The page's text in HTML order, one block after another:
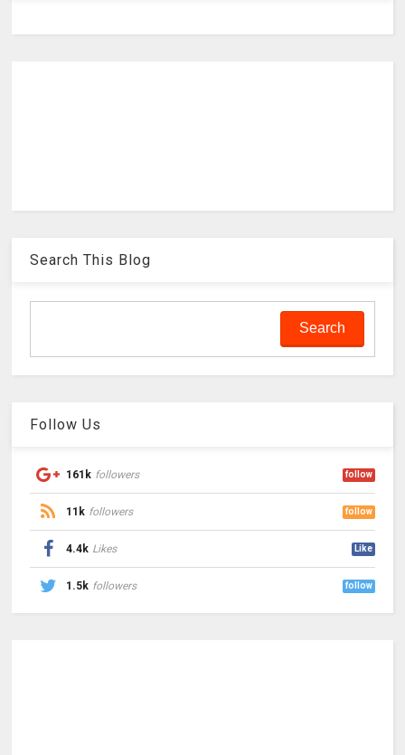
Search This Blog
Follow Us
161k followers follow
11k followers follow
4.4k Likes Like
1.5k followers follow